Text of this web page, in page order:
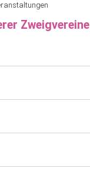
Zweigvereine